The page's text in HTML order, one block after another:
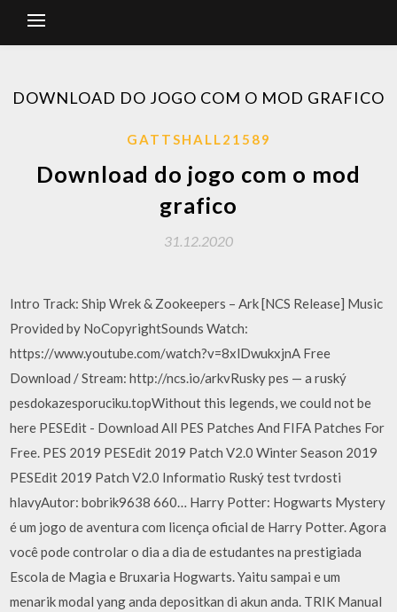
DOWNLOAD DO JOGO COM O MOD GRAFICO
GATTSHALL21589
Download do jogo com o mod
grafico
31.12.2020
Intro Track: Ship Wrek & Zookeepers – Ark [NCS Release] Music
Provided by NoCopyrightSounds Watch:
https://www.youtube.com/watch?v=8xlDwukxjnA Free
Download / Stream: http://ncs.io/arkvRusky pes — a ruský
pesdokazesporuciku.topWithout this legends, we could not be
here PESEdit - Download All PES Patches And FIFA Patches For
Free. PES 2019 PESEdit 2019 Patch V2.0 Winter Season 2019
PESEdit 2019 Patch V2.0 Informatio Ruský test tvrdosti
hlavyAutor: bobrik9638 660… Harry Potter: Hogwarts Mystery
é um jogo de aventura com licença oficial de Harry Potter. Agora
você pode controlar o dia a dia de estudantes na prestigiada
Escola de Magia e Bruxaria Hogwarts. Yaitu sampai e um
menarik modal yang anda depositkan di akun anda. TRIK Manual